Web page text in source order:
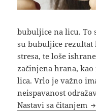
bubuljice na licu. To
su bubuljice
stresa, te loše
začinjena hrana,
lica. Vrlo je važno
neispavanost
Nastavi sa čitanjem